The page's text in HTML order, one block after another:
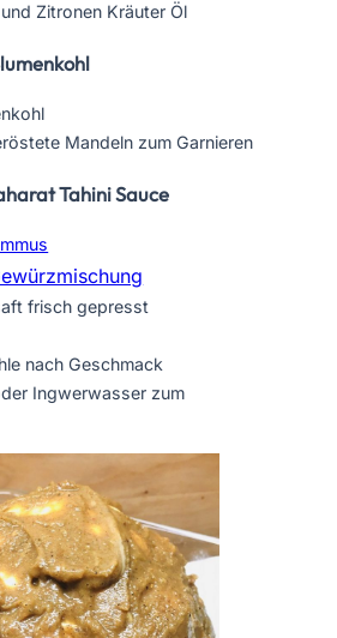
Zitronen Kräuter Öl
Mandeln zum Garnieren
Tahini Sauce
frisch gepresst
nach Geschmack
Ingwerwasser zum